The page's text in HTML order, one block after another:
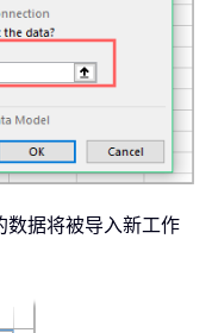
数据将被导入新工作